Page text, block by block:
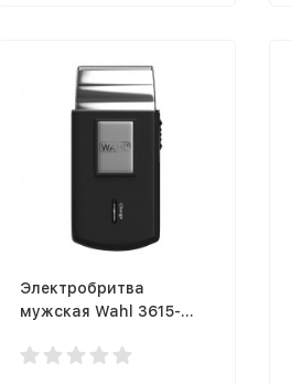
Электробритва
мужская Wahl 3615-